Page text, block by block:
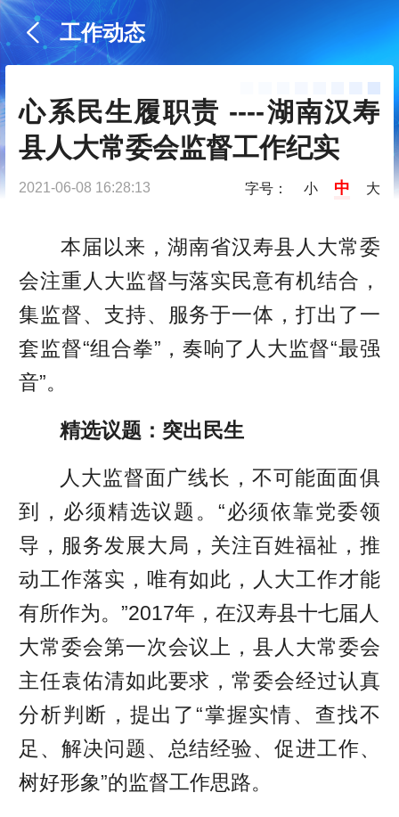
工作动态
心系民生履职责 ----湖南汉寿
县人大常委会监督工作纪实
2021-06-08 16:28:13 字号： 小 中 大
本届以来，湖南省汉寿县人大常委
会注重人大监督与落实民意有机结合，
集监督、支持、服务于一体，打出了一
套监督“组合拳”，奏响了人大监督“最强
音”。
精选议题：突出民生
人大监督面广线长，不可能面面俱
到，必须精选议题。“必须依靠党委领
导，服务发展大局，关注百姓福祉，推
动工作落实，唯有如此，人大工作才能
有所作为。”2017年，在汉寿县十七届人
大常委会第一次会议上，县人大常委会
主任袁佑清如此要求，常委会经过认真
分析判断，提出了“掌握实情、查找不
足、解决问题、总结经验、促进工作、
树好形象”的监督工作思路。